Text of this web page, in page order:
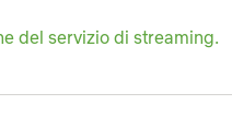
del servizio di streaming.